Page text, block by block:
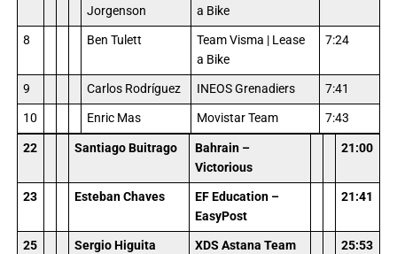
Jorgenson
a Bike
8 Ben Tulett
Team Visma | Lease
a Bike
7:24
9 Carlos Rodríguez INEOS Grenadiers
7:41
10
Enric Mas Movistar Team
7:43
22
Santiago Buitrago
Bahrain –
Victorious
21:00
23 Esteban Chaves
EF Education –
EasyPost
21:41
25 Sergio Higuita XDS Astana Team
25:53